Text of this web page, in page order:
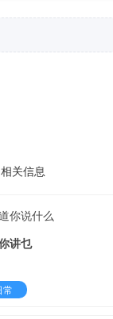
相关信息
你说什么
讲乜
常